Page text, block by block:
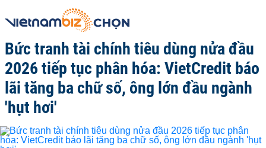
Bức tranh tài chính tiêu dùng nửa đầu
2026 tiếp tục phân hóa: VietCredit báo
lãi tăng ba chữ số, ông lớn đầu ngành
'hụt hơi'